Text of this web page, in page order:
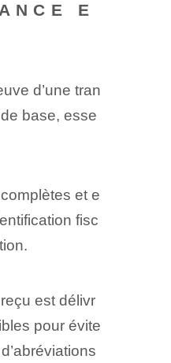
E
d’une tran
base, esse
et e
fisc
est délivr
pour évite